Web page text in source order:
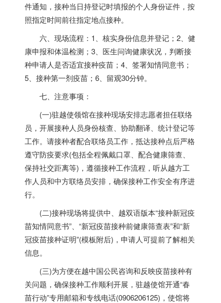
件通知，接种当日持登记时填报的个人身份证件，按
照指定时间前往指定地点接种。
六、现场流程：1、核实身份信息并登记；2、健
康申报和体温检测；3、医生问询健康状况，判断接
种申请人是否适宜接种疫苗；4、签署知情同意书；
5、接种第一剂疫苗；6、留观30分钟。
七、注意事项：
(一)驻越使领馆在接种现场安排志愿者担任联络
员，开展接种人员身份核查、协助翻译、统计登记等
工作。请接种者配合联络员工作，抵达接种点后严格
遵守防疫要求(包括全程佩戴口罩、配合健康筛查、
保持社交距离等)，遵循接种工作流程，听从越方工
作人员和中方联络员安排，确保接种工作安全有序进
行。
(二)接种现场将提供中、越双语版本“接种新冠疫
苗知情同意书”、“新冠疫苗接种前健康筛查表”和“新
冠疫苗接种证明”(模板附后)，申请人可提前了解相关
信息。
(三)为方便在越中国公民咨询和反映疫苗接种有
关问题，确保接种工作顺利开展，驻越使馆开通“春
苗行动”专用邮箱和专线电话(0906206125)，使馆将